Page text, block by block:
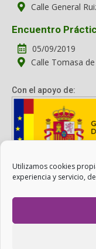
Utilizamos cookies
experiencia y servicio,
Calle General
Encuentro
05/09/2019
Calle Tomasa
Con el apoyo de:
Con el apoyo del
responsabilidad